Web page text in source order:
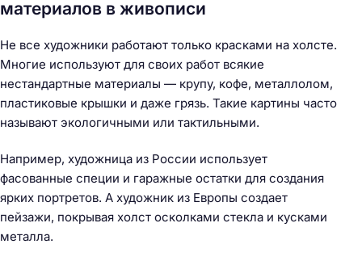
материалов в живописи
Не все художники работают только красками на холсте.
Многие используют для своих работ всякие
нестандартные материалы — крупу, кофе, металлолом,
пластиковые крышки и даже грязь. Такие картины часто
называют экологичными или тактильными.
Например, художница из России использует
фасованные специи и гаражные остатки для создания
ярких портретов. А художник из Европы создает
пейзажи, покрывая холст осколками стекла и кусками
металла.